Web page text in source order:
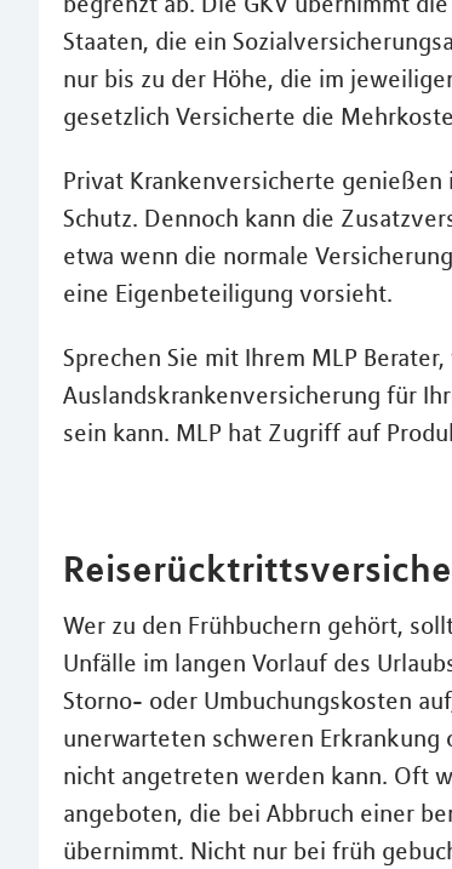
Staaten, die ein
nur bis zu der Höhe, die im
gesetzlich Versicherte die
Privat Krankenversicherte
Schutz. Dennoch kann die
etwa wenn die normale
eine Eigenbeteiligung vorsieht.
Sprechen Sie mit Ihrem MLP
Auslandskrankenversicherung für
sein kann. MLP hat Zugriff auf
Wer zu den Frühbuchern gehört,
Unfälle im langen Vorlauf des
Storno- oder Umbuchungskosten
unerwarteten schweren
nicht angetreten werden kann. Oft
angeboten, die bei Abbruch einer
übernimmt. Nicht nur bei früh